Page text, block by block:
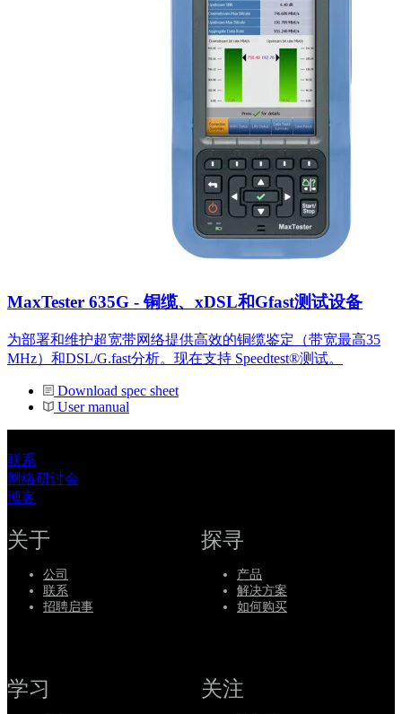
MaxTester 635G - 铜缆、xDSL和Gfast测试设备
为部署和维护超宽带网络提供高效的铜缆鉴定（带宽最高35
MHz）和DSL/G.fast分析。现在支持 Speedtest®测试。
Download spec sheet
User manual
联系
网络研讨会
博客
关于
公司
联系
招聘启事
探寻
产品
解决方案
如何购买
学习 关注